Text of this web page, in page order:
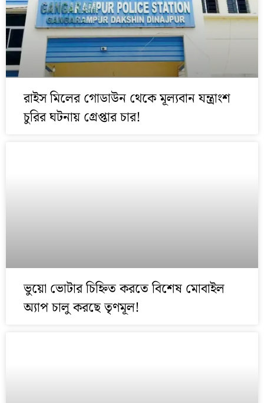
রাইস মিলের গোডাউন থেকে মূল্যবান যন্ত্রাংশ
চুরির ঘটনায় গ্রেপ্তার চার!
ভুয়ো ভোটার চিহ্নিত করতে বিশেষ মোবাইল
অ্যাপ চালু করছে তৃণমূল!